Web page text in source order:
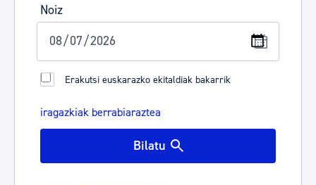
Noiz
Erakutsi euskarazko ekitaldiak bakarrik
iragazkiak berrabiaraztea
Bilatu